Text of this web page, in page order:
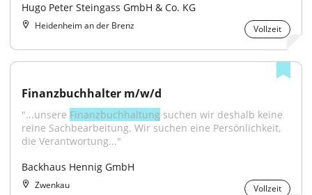
Hugo Peter Steingass GmbH & Co. KG
Heidenheim an der Brenz Vollzeit
Finanzbuchhalter m/w/d
"...unsere Finanzbuchhaltung suchen wir deshalb keine
reine Sachbearbeitung. Wir suchen eine Persönlichkeit,
die Verantwortung..."
Backhaus Hennig GmbH
Zwenkau Vollzeit